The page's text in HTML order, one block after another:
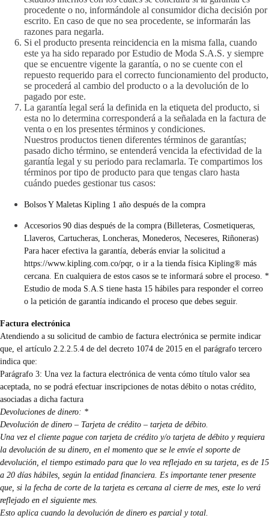
procedente o no, informándole al consumidor dicha decisión por
escrito. En caso de que no sea procedente, se informarán las
razones para negarla.
Si el producto presenta reincidencia en la misma falla, cuando
este ya ha sido reparado por Estudio de Moda S.A.S. y siempre
que se encuentre vigente la garantía, o no se cuente con el
repuesto requerido para el correcto funcionamiento del producto,
se procederá al cambio del producto o a la devolución de lo
pagado por este.
La garantía legal será la definida en la etiqueta del producto, si
esta no lo determina corresponderá a la señalada en la factura de
venta o en los presentes términos y condiciones.
Nuestros productos tienen diferentes términos de garantías;
pasado dicho término, se entenderá vencida la efectividad de la
garantía legal y su periodo para reclamarla. Te compartimos los
términos por tipo de producto para que tengas claro hasta
cuándo puedes gestionar tus casos:
Bolsos Y Maletas Kipling 1 año después de la compra
Accesorios 90 dias después de la compra (Billeteras, Cosmetiqueras,
Llaveros, Cartucheras, Loncheras, Monederos, Neceseres, Riñoneras)
Para hacer efectiva la garantía, deberás enviar la solicitud a
https://www.kipling.com.co/pqr, o ir a la tienda física Kipling® más
cercana. En cualquiera de estos casos se te informará sobre el proceso. *
Estudio de moda S.A.S tiene hasta 15 hábiles para responder el correo
o la petición de garantía indicando el proceso que debes seguir.
Factura electrónica
Atendiendo a su solicitud de cambio de factura electrónica se permite indicar
que, el artículo 2.2.2.5.4 de del decreto 1074 de 2015 en el parágrafo tercero
indica que:
Parágrafo 3: Una vez la factura electrónica de venta cómo título valor sea
aceptada, no se podrá efectuar inscripciones de notas débito o notas crédito,
asociadas a dicha factura
Devoluciones de dinero: *
Devolución de dinero – Tarjeta de crédito – tarjeta de débito.
Una vez el cliente pague con tarjeta de crédito y/o tarjeta de débito y requiera
la devolución de su dinero, en el momento que se le envíe el soporte de
devolución, el tiempo estimado para que lo vea reflejado en su tarjeta, es de 15
a 20 días hábiles, según la entidad financiera. Es importante tener presente
que, si la fecha de corte de la tarjeta es cercana al cierre de mes, este lo verá
reflejado en el siguiente mes.
Esto aplica cuando la devolución de dinero es parcial y total.